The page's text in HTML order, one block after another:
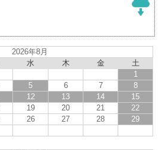
2026年8月
水 木 金
土
1
5 6 7
8
12 13 14
15
19 20 21
22
26 27 28
29